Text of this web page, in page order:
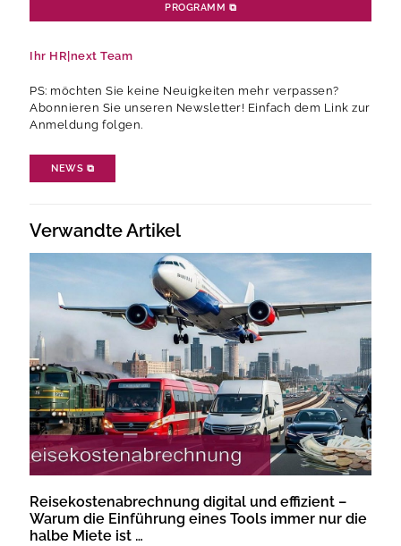
PROGRAMM ⧉
Ihr HR|next Team
PS: möchten Sie keine Neuigkeiten mehr verpassen?
Abonnieren Sie unseren Newsletter! Einfach dem Link zur
Anmeldung folgen.
NEWS ⧉
Verwandte Artikel
Reisekostenabrechnung digital und effizient –
Warum die Einführung eines Tools immer nur die
halbe Miete ist …